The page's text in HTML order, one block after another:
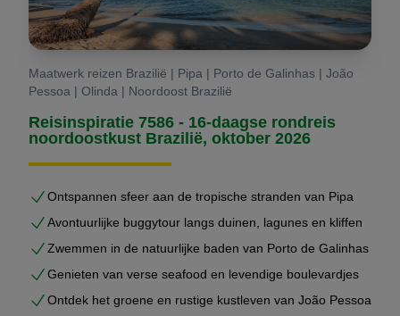
Maatwerk reizen Brazilië | Pipa | Porto de Galinhas | João
Pessoa | Olinda | Noordoost Brazilië
Reisinspiratie 7586 - 16-daagse rondreis
noordoostkust Brazilië, oktober 2026
Ontspannen sfeer aan de tropische stranden van Pipa
Avontuurlijke buggytour langs duinen, lagunes en kliffen
Zwemmen in de natuurlijke baden van Porto de Galinhas
Genieten van verse seafood en levendige boulevardjes
Ontdek het groene en rustige kustleven van João Pessoa